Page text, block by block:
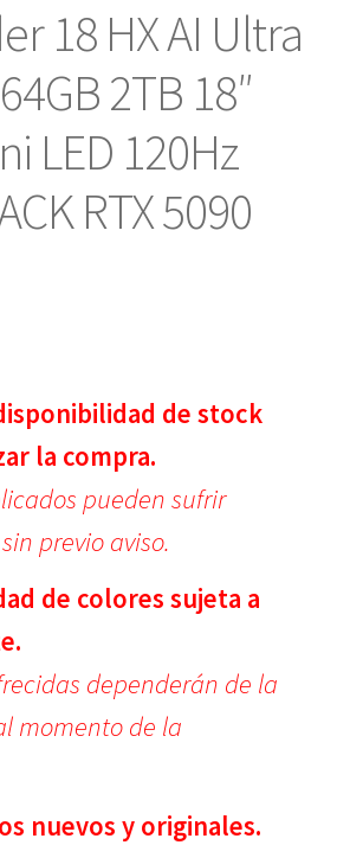
18 HX AI Ultra
2TB 18″
LED 120Hz
RTX 5090
de stock
la compra.
pueden sufrir
previo aviso.
de colores sujeta a
dependerán de la
momento de la
nuevos y originales.